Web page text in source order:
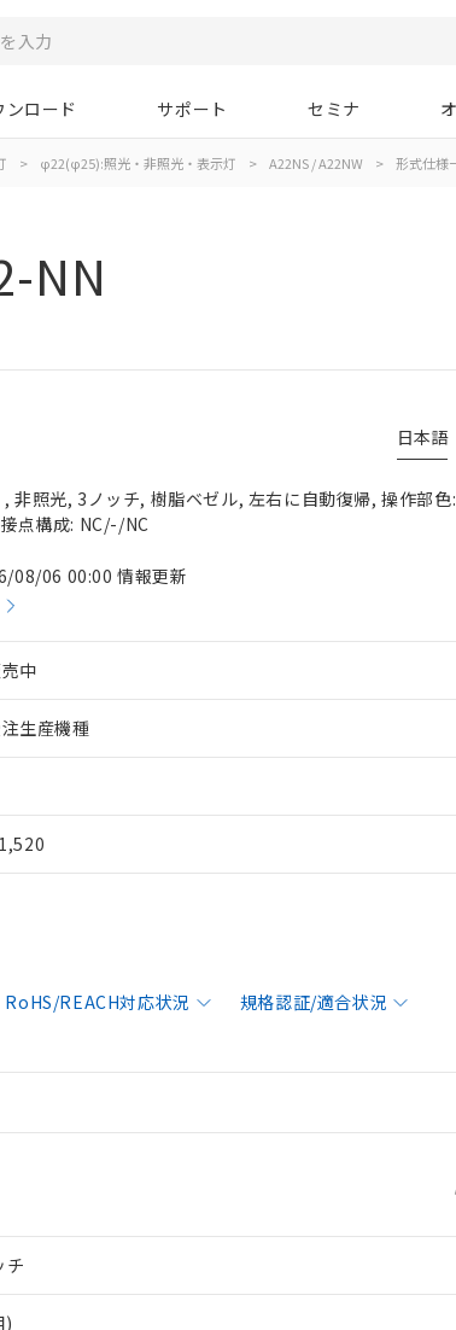
ンロード サポート セミナ
> φ22(φ25):照光・非照光・表示灯 > A22NS / A22NW > 形式仕様
NN
日本語
非照光, 3ノッチ, 樹脂ベゼル, 左右に自動復帰, 操作部
点構成: NC/-/NC
08/06 00:00 情報更新
中
生産機種
RoHS/REACH対応状況 規格認証/適合状況
チ
)